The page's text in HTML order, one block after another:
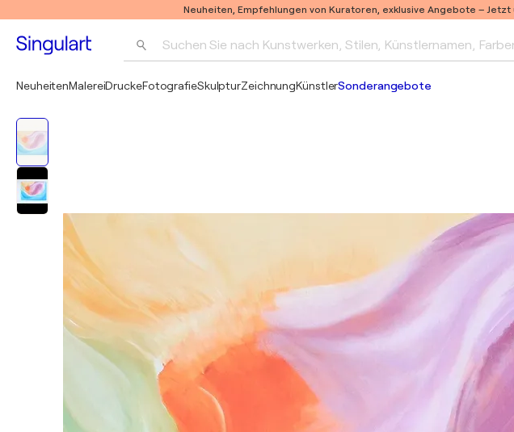
Neuheiten, Empfehlungen von Kuratoren, exklusive Angebote – Jetzt
Suchen Sie nach Kunstwerken, Stilen, Künstlernamen,
NeuheitenMalereiDruckeFotografieSkulpturZeichnungKünstlerSonderangebote